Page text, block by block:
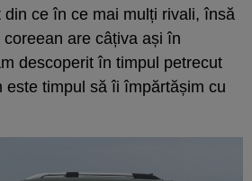
ce în ce mai mulți rivali, însă
are câțiva ași în
descoperit în timpul petrecut
este timpul să îi împărtășim cu